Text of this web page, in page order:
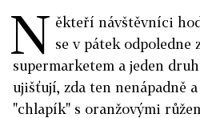
N ěkteří návštěvníci
se v pátek odpoledne
supermarketem a jeden
ujišťují, zda ten nenápadně
"chlapík" s oranžovými